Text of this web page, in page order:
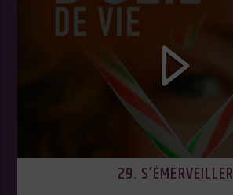
29. S’ÉMERVEILLER